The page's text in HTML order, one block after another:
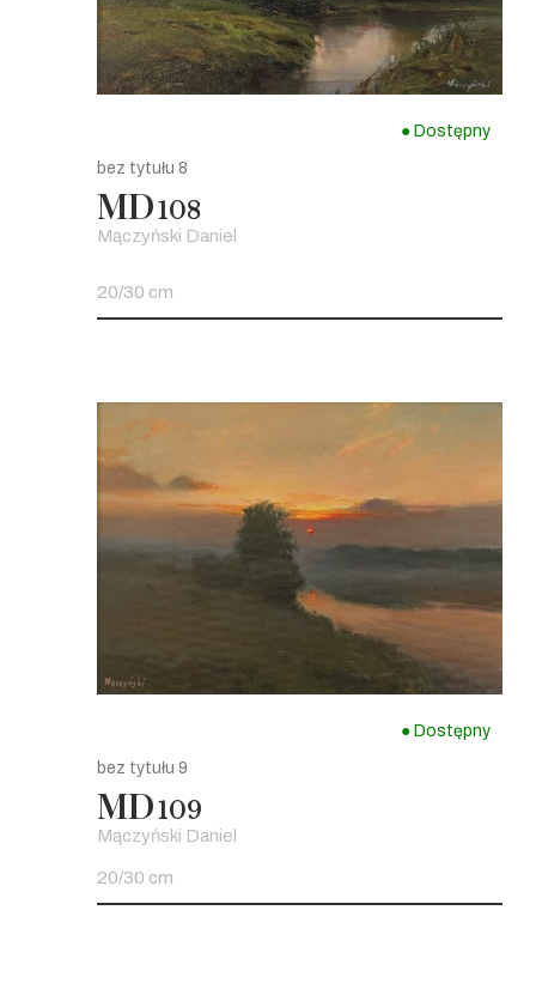
● Dostępny
bez tytułu 8
MD108
Mączyński Daniel
20/30 cm
● Dostępny
bez tytułu 9
MD109
Mączyński Daniel
20/30 cm